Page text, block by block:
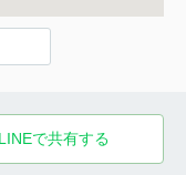
LINEで共有する